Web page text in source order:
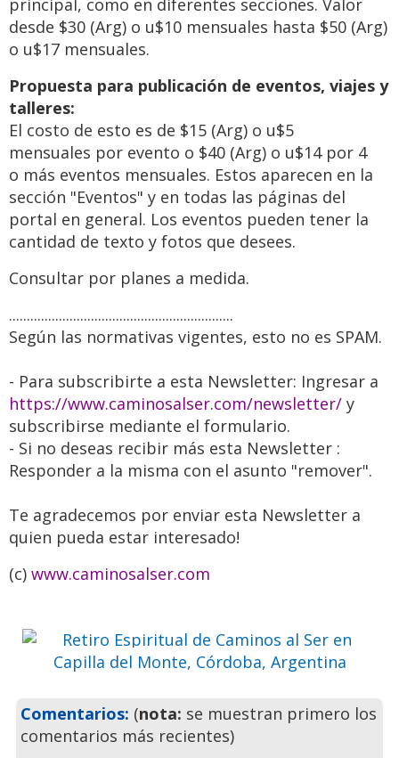
principal, como en diferentes secciones. Valor
desde $30 (Arg) o u$10 mensuales hasta $50 (Arg)
o u$17 mensuales.
Propuesta para publicación de eventos, viajes y
talleres:
El costo de esto es de $15 (Arg) o u$5
mensuales por evento o $40 (Arg) o u$14 por 4
o más eventos mensuales. Estos aparecen en la
sección "Eventos" y en todas las páginas del
portal en general. Los eventos pueden tener la
cantidad de texto y fotos que desees.
Consultar por planes a medida.
...............................................................
Según las normativas vigentes, esto no es SPAM.
- Para subscribirte a esta Newsletter: Ingresar a
https://www.caminosalser.com/newsletter/ y
subscribirse mediante el formulario.
- Si no deseas recibir más esta Newsletter :
Responder a la misma con el asunto "remover".
Te agradecemos por enviar esta Newsletter a
quien pueda estar interesado!
(c) www.caminosalser.com
Retiro Espiritual de Caminos al
Ser en Capilla del Monte,
Previo
Comentarios: (nota: se muestran primero los
comentarios más recientes)